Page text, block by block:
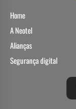
Home
A Neotel
Alianças
Segurança digital